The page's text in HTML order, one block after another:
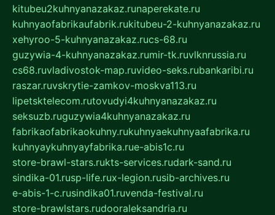
kitubeu2kuhnyanazakaz.runaperekate.ru
kuhnyaofabrikaufabrik.rukitubeu-2-kuhnyanazakaz.ru
xehyroo-5-kuhnyanazakaz.rucs-68.ru
guzywia-4-kuhnyanazakaz.rumir-tk.ruvlknrussia.ru
cs68.ruvladivostok-map.ruvideo-seks.rubankaribi.ru
raszar.ruvskrytie-zamkov-moskva113.ru
lipetsktelecom.rutovudyi4kuhnyanazakaz.ru
seksuzb.ruguzywia4kuhnyanazakaz.ru
fabrikaofabrikaokuhny.rukuhnyaekuhnyaafabrika.ru
kuhnyaykuhnyayfabrika.rue-abis1c.ru
store-brawl-stars.rukts-services.rudark-sand.ru
sindika-01.rusp-life.rux-legion.rusib-archives.ru
e-abis-1-c.rusindika01.ruvenda-festival.ru
store-brawlstars.rudooraleksandria.ru